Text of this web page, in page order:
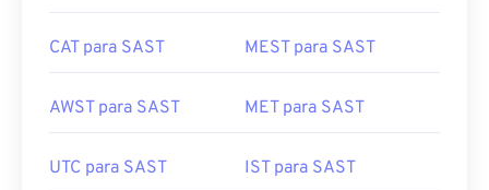
CAT para SAST MEST para SAST
AWST para SAST MET para SAST
UTC para SAST IST para SAST